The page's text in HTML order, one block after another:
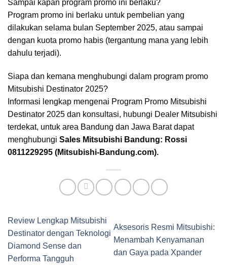
Sampai kapan program promo ini berlaku?
Program promo ini berlaku untuk pembelian yang
dilakukan selama bulan September 2025, atau sampai
dengan kuota promo habis (tergantung mana yang lebih
dahulu terjadi).
Siapa dan kemana menghubungi dalam program promo
Mitsubishi Destinator 2025?
Informasi lengkap mengenai Program Promo Mitsubishi
Destinator 2025 dan konsultasi, hubungi Dealer Mitsubishi
terdekat, untuk area Bandung dan Jawa Barat dapat
menghubungi Sales Mitsubishi Bandung: Rossi
0811229295 (Mitsubishi-Bandung.com).
Review Lengkap Mitsubishi
Destinator dengan Teknologi
Diamond Sense dan
Performa Tangguh
Aksesoris Resmi Mitsubishi:
Menambah Kenyamanan
dan Gaya pada Xpander